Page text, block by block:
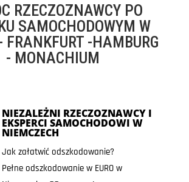
RZECZOZNAWCY PO
SAMOCHODOWYM W
FRANKFURT -HAMBURG
- MONACHIUM
NIEZALEŻNI RZECZOZNAWCY I
EKSPERCI SAMOCHODOWI W
NIEMCZECH
Jak załatwić odszkodowanie?
Pełne odszkodowanie w EURO w